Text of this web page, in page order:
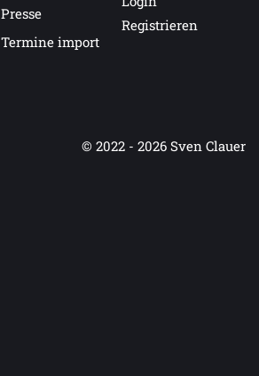
Presse
Termine import
Registrieren
© 2022 - 2026 Sven Clauer